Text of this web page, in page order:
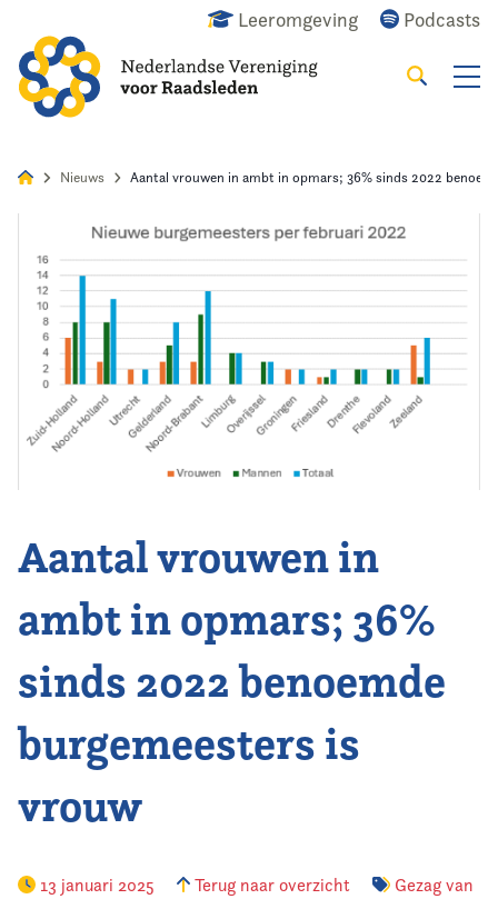
Leeromgeving Podcasts
Zoeken
Agenda
Nieuws
Opleiding & Ontwikkeling
Kennis & Informatie
Vereniging
Contact
Nieuws Aantal vrouwen in ambt in opmars; 36% sinds 2022
Aantal vrouwen in
ambt in opmars; 36%
sinds 2022 benoemde
burgemeesters is
vrouw
13 januari 2025 Terug naar overzicht
Gezag van